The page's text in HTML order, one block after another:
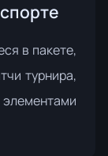
в пакете,
турнира,